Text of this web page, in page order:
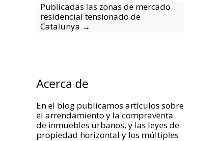
Publicadas las zonas de mercado
residencial tensionado de
Catalunya →
Acerca de
En el blog publicamos artículos sobre
el arrendamiento y la compraventa
de inmuebles urbanos, y las leyes de
propiedad horizontal y los múltiples